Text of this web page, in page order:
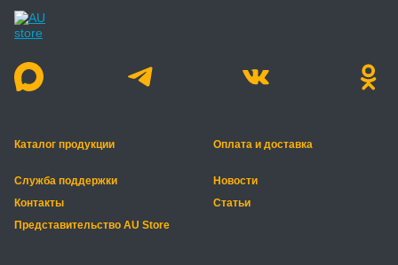
Каталог продукции Оплата и доставка
Служба поддержки
Новости
Контакты
Статьи
Представительство AU Store